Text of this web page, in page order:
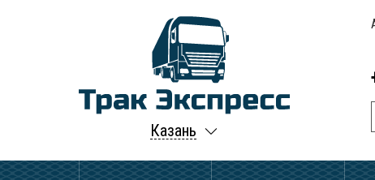
Казань